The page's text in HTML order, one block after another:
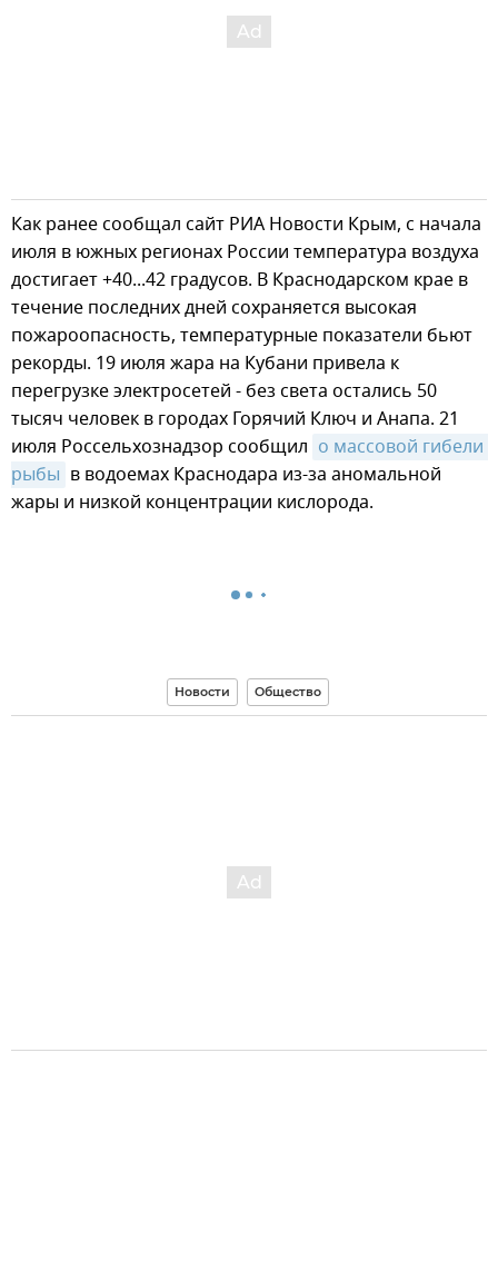
Как ранее сообщал сайт РИА Новости Крым, с начала
июля в южных регионах России температура воздуха
достигает +40...42 градусов. В Краснодарском крае в
течение последних дней сохраняется высокая
пожароопасность, температурные показатели бьют
рекорды. 19 июля жара на Кубани привела к
перегрузке электросетей - без света остались 50
тысяч человек в городах Горячий Ключ и Анапа. 21
июля Россельхознадзор сообщил о массовой гибели
рыбы в водоемах Краснодара из-за аномальной
жары и низкой концентрации кислорода.
Новости Общество